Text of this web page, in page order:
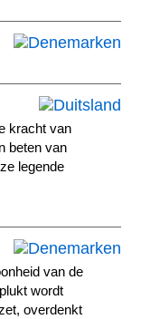
kracht van
beten van
legende
van de
wordt
overdenkt